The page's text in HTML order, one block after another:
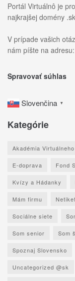
Portál Virtuálnô je
najkrajšej domény
V prípade vašich
nám píšte na adresu:
Spravovať súhlas
Slovenčina ▼
Kategórie
Akadémia
E-doprava Fond
Kvízy a Hádanky
Mám firmu
Sociálne siete
Som senior Som
Spoznaj Slovensko
Uncategorized @sk